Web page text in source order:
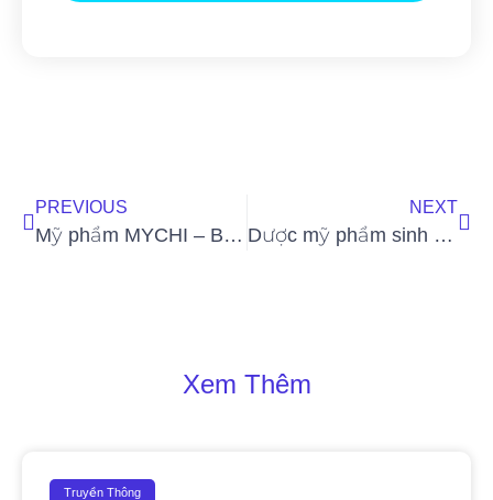
PREVIOUS
Mỹ phẩm MYCHI – Bí quyết giữ gìn sắc đẹp cho phụ nữ hiện đại
NEXT
Dược mỹ phẩm sinh học cao cấp Ahohaw: sự lựa chọn hàng đầu cho phụ nữ Châu Á hiện đại
Xem Thêm
Truyền Thông